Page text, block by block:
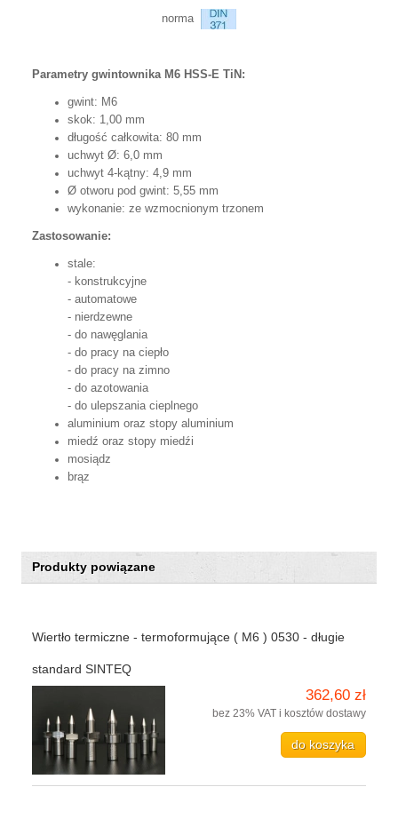
norma
Parametry gwintownika M6 HSS-E TiN:
gwint: M6
skok: 1,00 mm
długość całkowita: 80 mm
uchwyt Ø: 6,0 mm
uchwyt 4-kątny: 4,9 mm
Ø otworu pod gwint: 5,55 mm
wykonanie: ze wzmocnionym trzonem
Zastosowanie:
stale:
- konstrukcyjne
- automatowe
- nierdzewne
- do nawęglania
- do pracy na ciepło
- do pracy na zimno
- do azotowania
- do ulepszania cieplnego
aluminium oraz stopy aluminium
miedź oraz stopy miedźi
mosiądz
brąz
Produkty powiązane
Wiertło termiczne - termoformujące ( M6 ) 0530 - długie
standard SINTEQ
362,60 zł
bez 23% VAT i kosztów dostawy
do koszyka